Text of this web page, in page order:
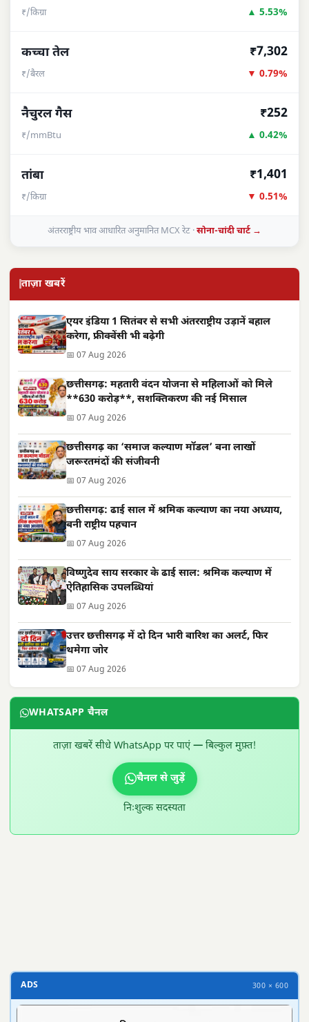
₹/किग्रा ▲ 5.53%
कच्चा तेल
₹/बैरल
₹7,302
▼ 0.79%
नैचुरल गैस
₹/mmBtu
₹252
▲ 0.42%
तांबा
₹/किग्रा
₹1,401
▼ 0.51%
अंतरराष्ट्रीय भाव आधारित अनुमानित MCX रेट ·सोना-चांदी चार्ट →
ताज़ा खबरें
एयर इंडिया 1 सितंबर से सभी अंतरराष्ट्रीय उड़ानें बहाल
करेगा, फ्रीक्वेंसी भी बढ़ेगी
📅 07 Aug 2026
छत्तीसगढ़: महतारी वंदन योजना से महिलाओं को मिले
**630 करोड़**, सशक्तिकरण की नई मिसाल
📅 07 Aug 2026
छत्तीसगढ़ का ‘समाज कल्याण मॉडल’ बना लाखों
जरूरतमंदों की संजीवनी
📅 07 Aug 2026
छत्तीसगढ़: ढाई साल में श्रमिक कल्याण का नया अध्याय,
बनी राष्ट्रीय पहचान
📅 07 Aug 2026
विष्णुदेव साय सरकार के ढाई साल: श्रमिक कल्याण में
ऐतिहासिक उपलब्धियां
📅 07 Aug 2026
उत्तर छत्तीसगढ़ में दो दिन भारी बारिश का अलर्ट, फिर
थमेगा जोर
📅 07 Aug 2026
WHATSAPP चैनल
ताज़ा खबरें सीधे WhatsApp पर पाएं — बिल्कुल मुफ़्त!
चैनल से जुड़ें
निःशुल्क सदस्यता
ADS 300 × 600